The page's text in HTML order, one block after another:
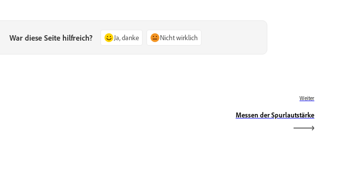
War diese Seite hilfreich? Ja, danke Nicht wirklich
Weiter
Messen der Spurlautstärke